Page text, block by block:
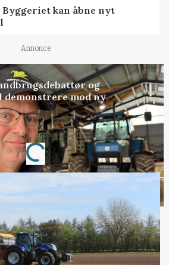
kan åbne nyt
Annonce
og
mod ny
Annonce
Loading...